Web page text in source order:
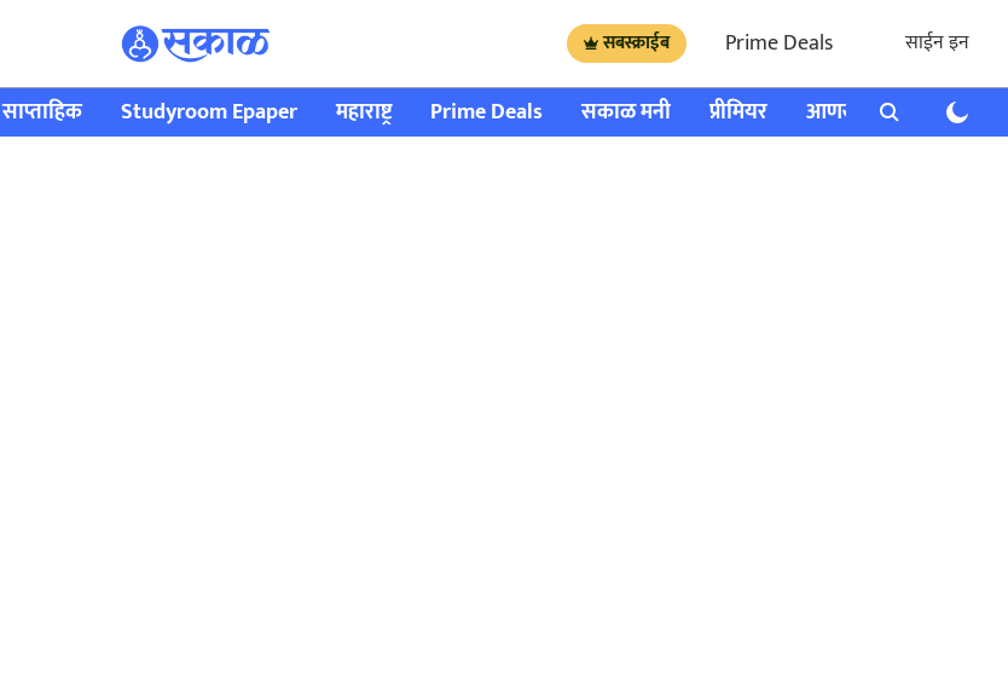
सबस्क्राईब Prime Deals साईन इन
साप्ताहिक Studyroom Epaper महाराष्ट्र Prime Deals सकाळ मनी प्रीमियर आणखी राशी भविष्य